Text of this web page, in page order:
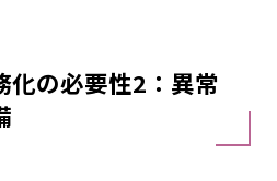
化の必要性2：異常